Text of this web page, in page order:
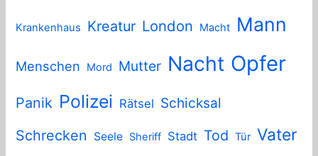
Krankenhaus Kreatur London Macht Mann
Menschen Mord Mutter Nacht Opfer
Panik Polizei Rätsel Schicksal
Schrecken
Seele Sheriff Stadt Tod Tür Vater